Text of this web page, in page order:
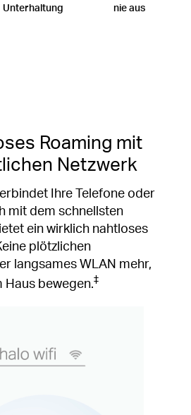
Unterhaltung
nie aus
Roaming mit
Netzwerk
Ihre Telefone oder
mit dem schnellsten
ein wirklich nahtloses
plötzlichen
langsames WLAN mehr,
Haus bewegen.‡